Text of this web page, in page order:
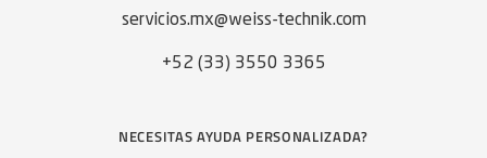
servicios.mx@weiss-technik.com
+52 (33) 3550 3365
NECESITAS AYUDA PERSONALIZADA?